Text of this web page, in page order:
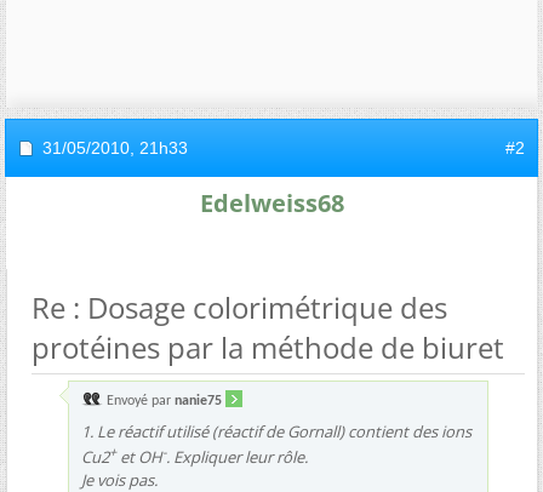
31/05/2010, 21h33 #2
Edelweiss68
Re : Dosage colorimétrique des
protéines par la méthode de biuret
Envoyé par nanie75
1. Le réactif utilisé (réactif de Gornall) contient des ions
Cu2+et OH-. Expliquer leur rôle.
Je vois pas.